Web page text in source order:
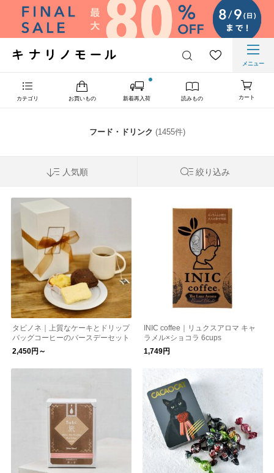
メニュー
カテゴリ お買いもの 新着再入荷 読みもの カート
フード・ドリンク (1455件)
人気順 絞り込み
タビノネ｜上質なケーキとドリップ
バッグコーヒーのバースデーセット
2,450円～
INIC coffee｜リュクスアロマ キャ
ラメル×ショコラ 6cups
1,749円